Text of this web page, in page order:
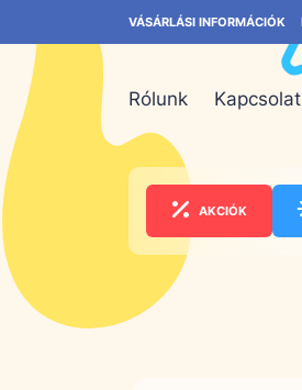
VÁSÁRLÁSI INFORMÁCIÓK
Rólunk Kapcsolat
AKCIÓK